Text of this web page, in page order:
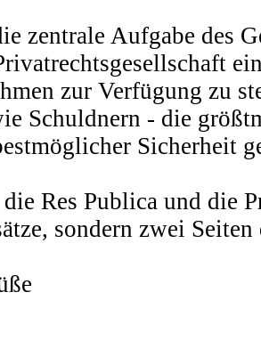
zentrale Aufgabe des
zur Verfügung zu
Schuldnern - die
Sicherheit
Res Publica und die
sondern zwei